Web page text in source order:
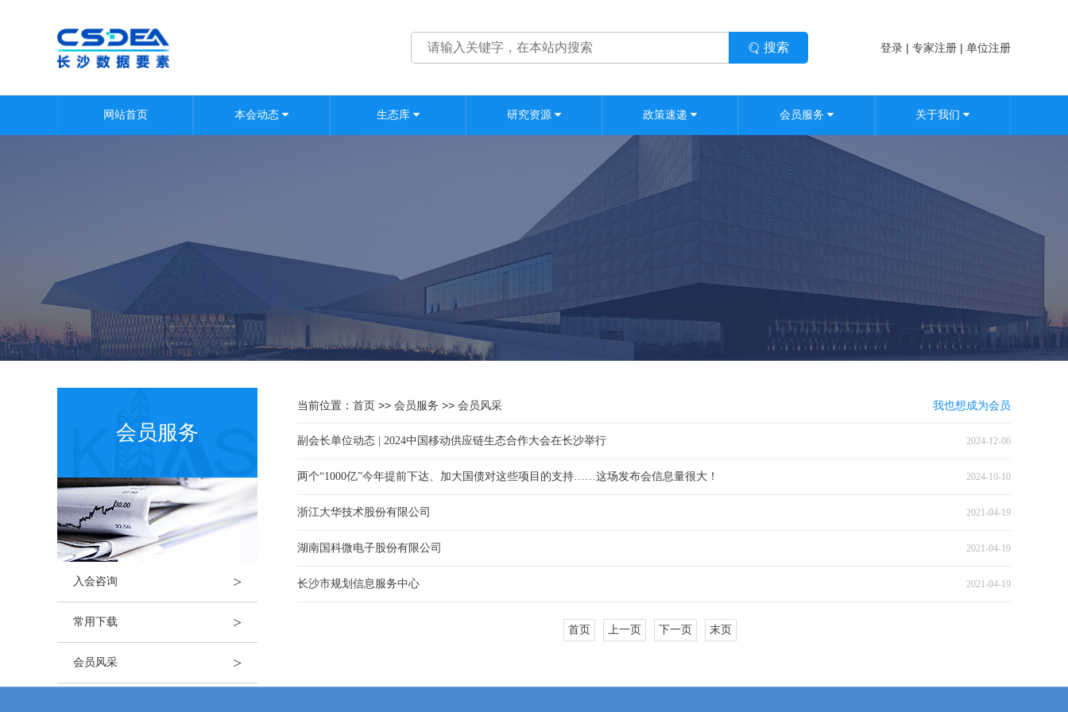
搜索 登录 | 专家注册 | 单位注册
网站首页 本会动态 生态库 研究资源 政策速递 会员服务 关于我们
会员服务
入会咨询 >
常用下载 >
会员风采 >
当前位置： 首页 >> 会员服务 >> 会员风采 我也想成为会员
副会长单位动态 | 2024中国移动供应链生态合作大会在长沙举行 2024-12-06
两个“1000亿”今年提前下达、加大国债对这些项目的支持……这场发布会信息量很大！ 2024-10-10
浙江大华技术股份有限公司 2021-04-19
湖南国科微电子股份有限公司 2021-04-19
长沙市规划信息服务中心 2021-04-19
首页 上一页 下一页 末页